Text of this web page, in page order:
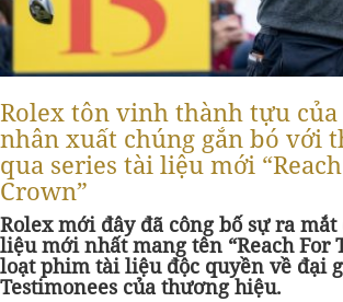
Rolex tôn vinh thành tựu
nhân xuất chúng gắn bó với
qua series tài liệu mới
Crown”
Rolex mới đây đã công bố sự ra mắt
liệu mới nhất mang tên “Reach For
loạt phim tài liệu độc quyền về đại
Testimonees của thương hiệu.